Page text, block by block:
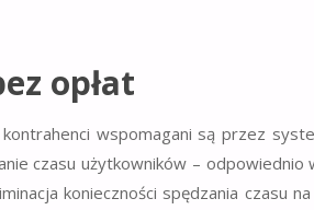
opłat
wspomagani są przez
czasu użytkowników – odpowiednio
konieczności spędzania czasu